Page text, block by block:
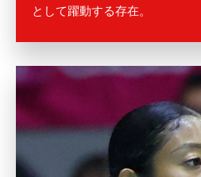
として躍動する存在。